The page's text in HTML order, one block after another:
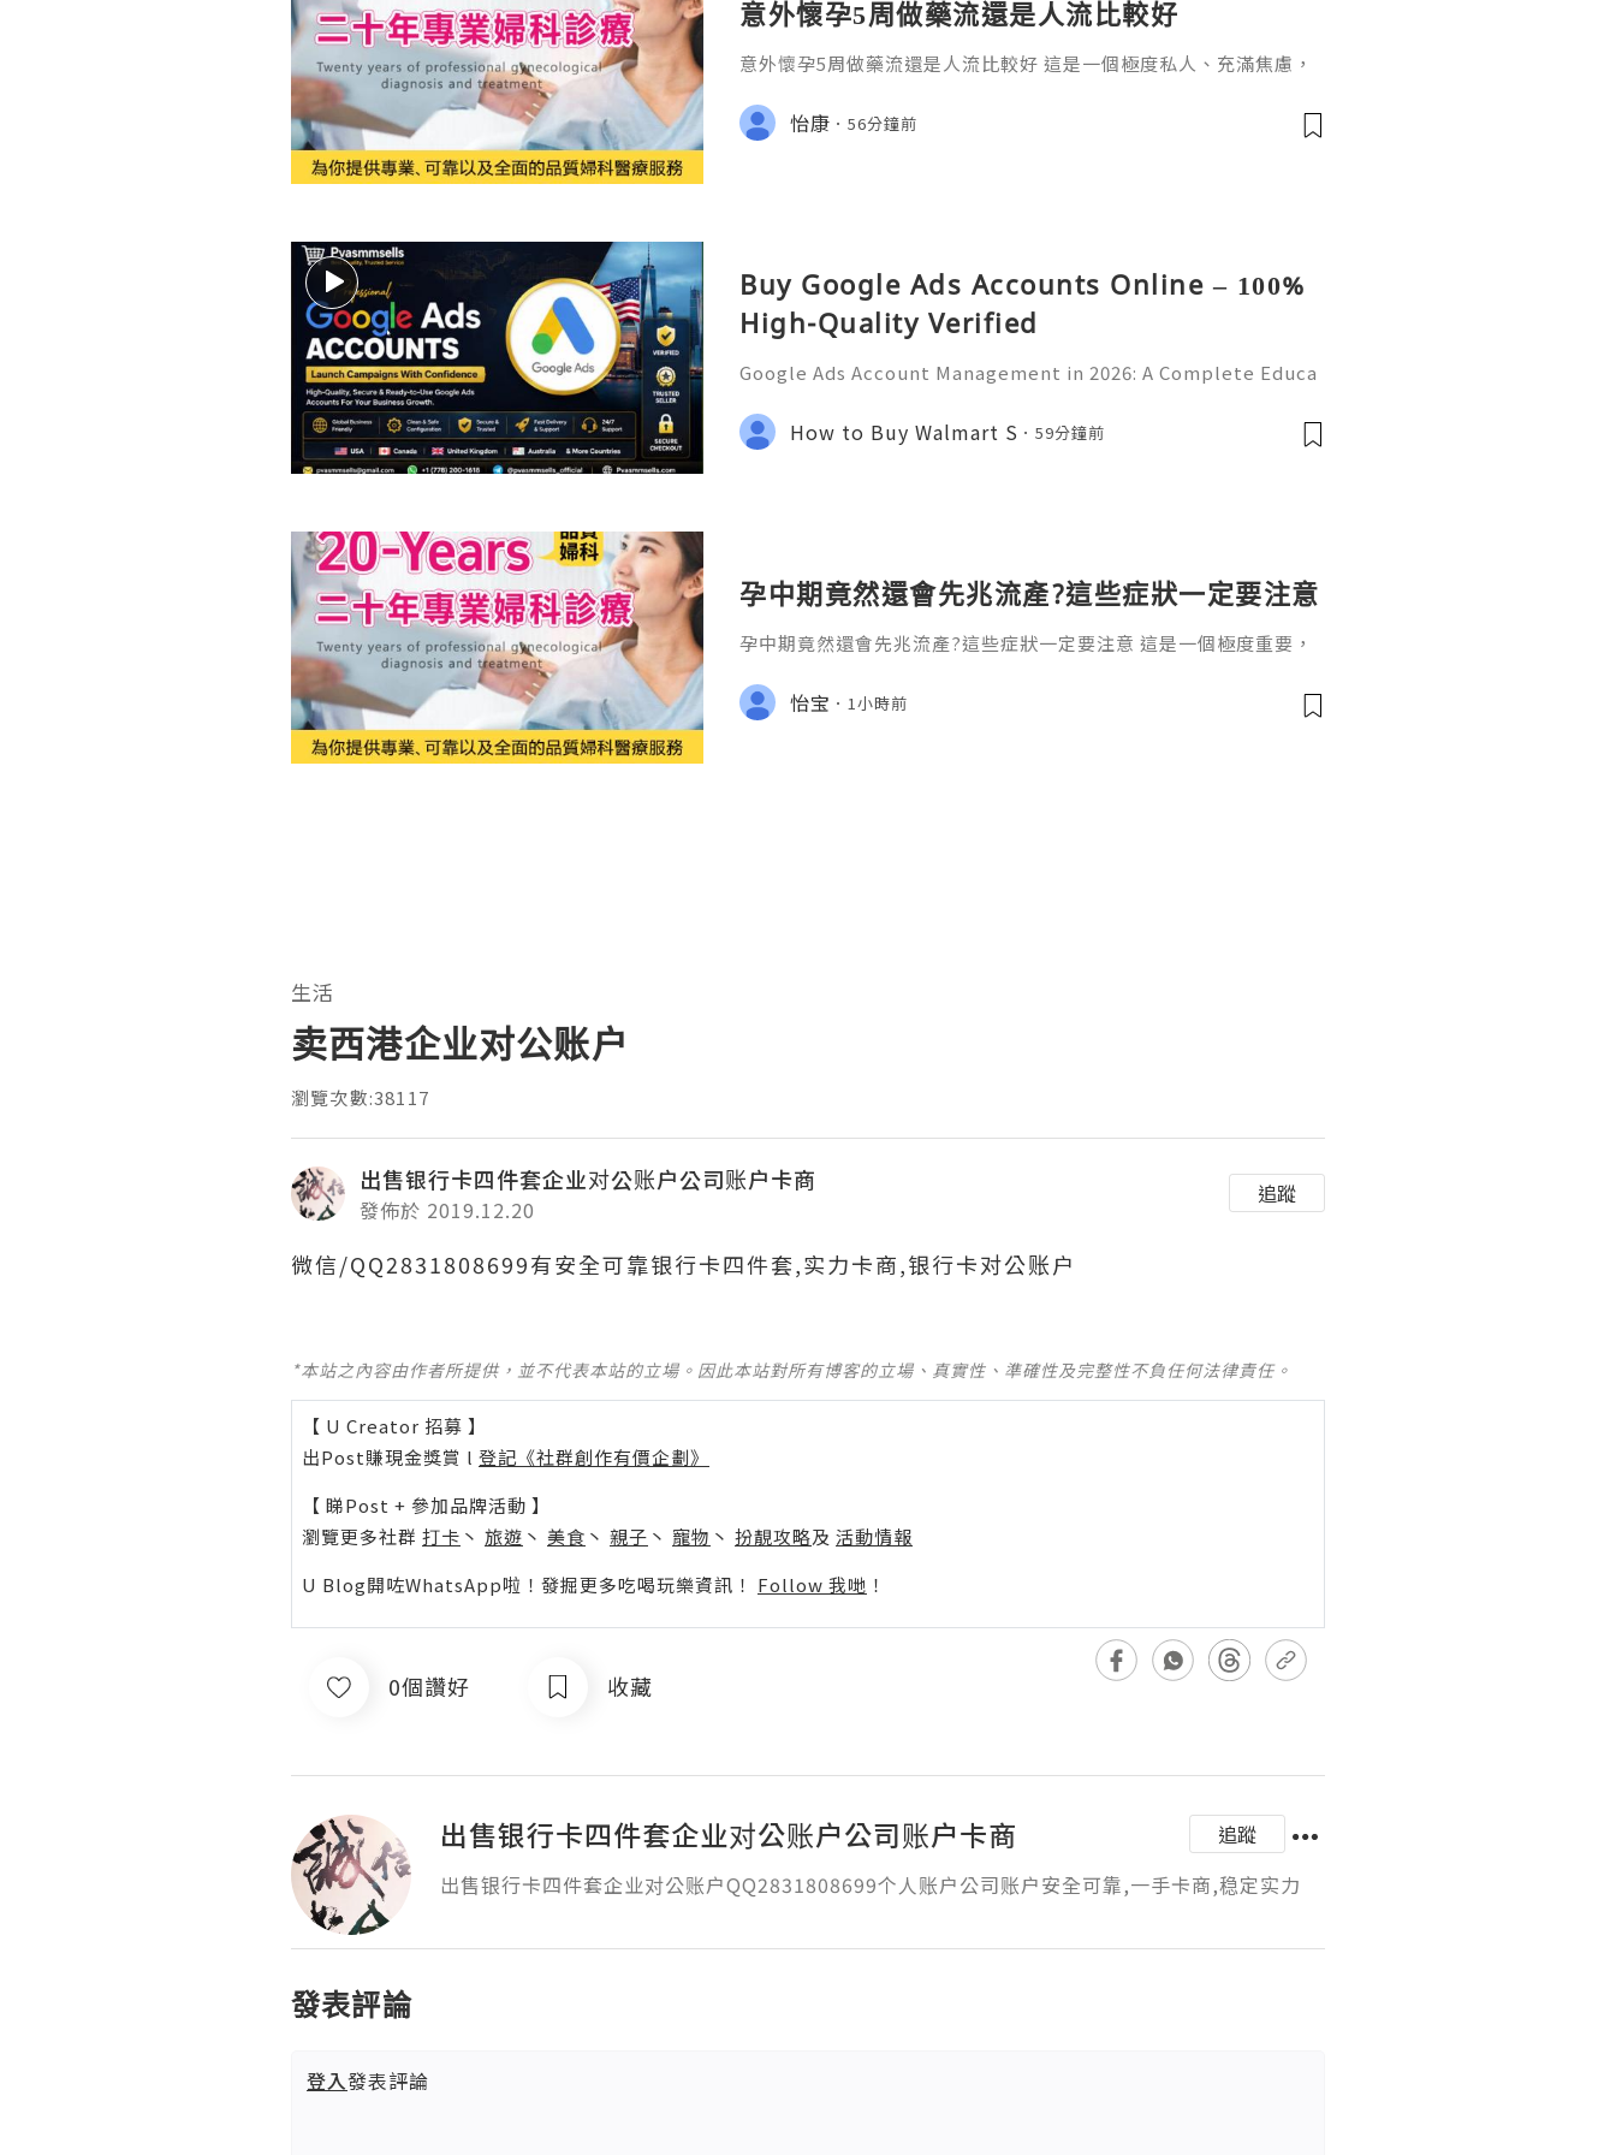
意外懷孕5周做藥流還是人流比較好
意外懷孕5周做藥流還是人流比較好 這是一個極度私人、充滿焦慮，
慌的女性，顫抖地問出這句話：「醫生，我該選哪一種？哪個比較不
傷身體？」
怡康 56分鐘前
Buy Google Ads Accounts Online – 100%
High-Quality Verified
Google Ads Account Management in 2026: A Complete Educa
tion In today's digital world, understanding online platform
s has become an essential
How to Buy Walmart S 59分鐘前
孕中期竟然還會先兆流產?這些症狀一定要注意
孕中期竟然還會先兆流產?這些症狀一定要注意 這是一個極度重要，
前三個月（孕早期）不穩定，容易流產；過了12週，進入孕中期（4~
6個月），胎兒坐穩了，就可以放心了。」
怡宝 1小時前
生活
卖西港企业对公账户
瀏覽次數:38117
出售银行卡四件套企业对公账户公司账户卡商
發佈於 2019.12.20
追蹤
微信/QQ2831808699有安全可靠银行卡四件套,实力卡商,银行卡对公账户
*本站之內容由作者所提供，並不代表本站的立場。因此本站對所有博客的立場、真實性、準確性及完整性不負任何法律責任。
【 U Creator 招募 】
出Post賺現金獎賞 l 登記《社群創作有價企劃》
【 睇Post + 參加品牌活動 】
瀏覽更多社群 打卡 丶 旅遊 丶 美食 丶 親子 丶 寵物 丶 扮靚攻略及 活動情報
U Blog開咗WhatsApp啦！發掘更多吃喝玩樂資訊！ Follow 我哋 ！
0個讚好 收藏
出售银行卡四件套企业对公账户公司账户卡商
追蹤
出售银行卡四件套企业对公账户QQ2831808699个人账户公司账户安全可靠,一手卡商,稳定实力
發表評論
登入發表評論